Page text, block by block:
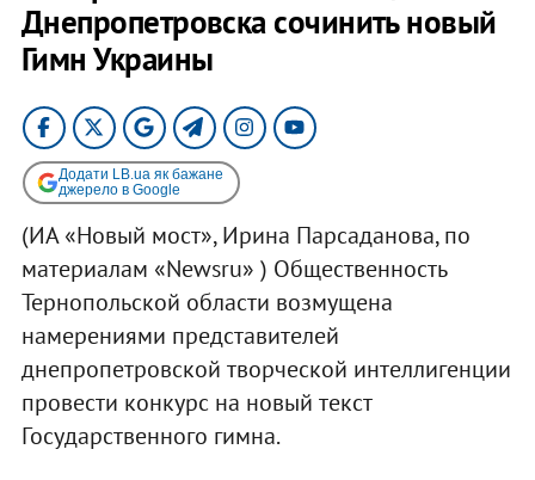
Днепропетровска сочинить новый
Гимн Украины
Додати LB.ua як бажане
джерело в Google
(ИА «Новый мост», Ирина Парсаданова, по
материалам «Newsru» ) Общественность
Тернопольской области возмущена
намерениями представителей
днепропетровской творческой интеллигенции
провести конкурс на новый текст
Государственного гимна.